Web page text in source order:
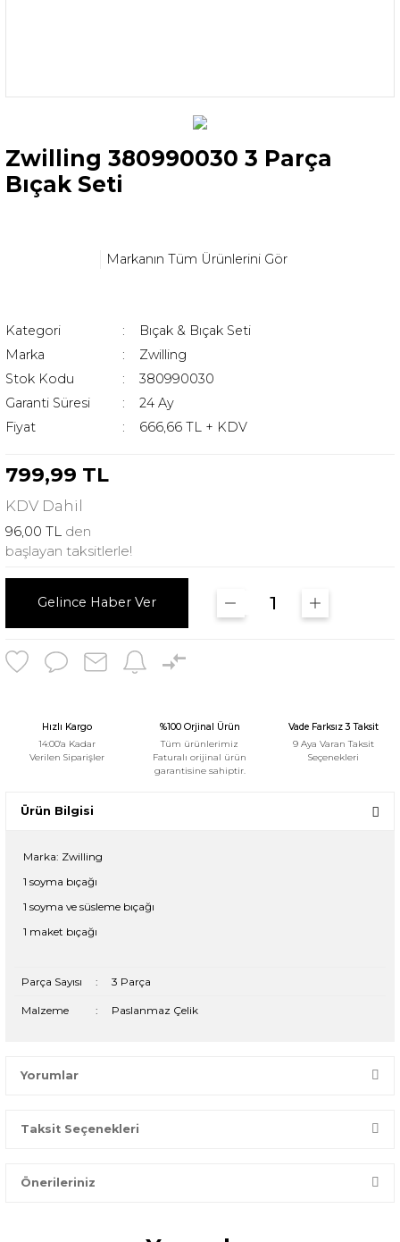
Zwilling 380990030 3 Parça
Bıçak Seti
Markanın Tüm Ürünlerini Gör
Kategori
Bıçak & Bıçak Seti
Marka
Zwilling
Stok Kodu
380990030
Garanti Süresi
24 Ay
Fiyat
666,66 TL + KDV
799,99 TL
KDV Dahil
96,00 TL den
başlayan taksitlerle!
Gelince Haber Ver
Hızlı Kargo
14:00'a Kadar
Verilen Siparişler
%100 Orjinal Ürün
Tüm ürünlerimiz
Faturalı orijinal ürün
garantisine sahiptir.
Vade Farksız 3 Taksit
9 Aya Varan Taksit
Seçenekleri
Ürün Bilgisi
Marka: Zwilling
1 soyma bıçağı
1 soyma ve süsleme bıçağı
1 maket bıçağı
Parça Sayısı : 3 Parça
Malzeme : Paslanmaz Çelik
Yorumlar
Taksit Seçenekleri
Önerileriniz
konularda yetersiz gördüğünüz noktaları öneri formunu